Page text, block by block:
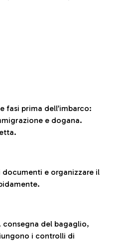
fasi prima dell’imbarco:
e dogana.
e organizzare il
consegna del bagaglio,
i controlli di